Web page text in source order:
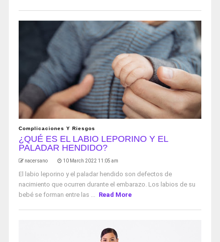
Complicaciones Y Riesgos
¿QUÉ ES EL LABIO LEPORINO Y EL
PALADAR HENDIDO?
nacersano 10 March 2022 11:05 am
El labio leporino y el paladar hendido son defectos de
nacimiento que ocurren durante el embarazo. Los labios de su
bebé se forman entre las ... Read More